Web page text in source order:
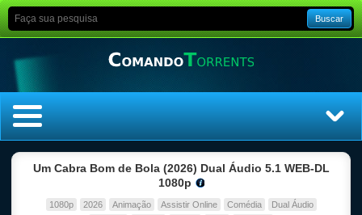
Buscar
Um Cabra Bom de Bola (2026) Dual Áudio 5.1 WEB-DL
1080p
1080p 2026 Animação Assistir Online Comédia
Dual Áudio